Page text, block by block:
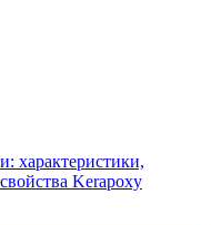
характеристики,
Kerapoxy